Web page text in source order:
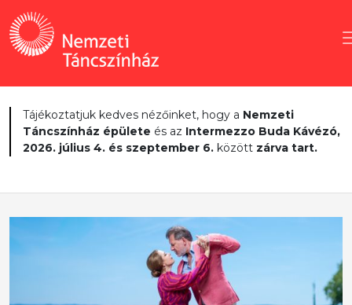
Tájékoztatjuk kedves nézőinket, hogy a Nemzeti
Táncszínház épülete és az Intermezzo Buda Kávézó,
2026. július 4. és szeptember 6. között zárva tart.